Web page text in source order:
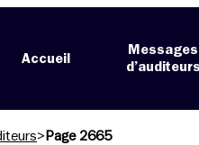
Accueil
Messages
d’auditeurs
> Page 2665